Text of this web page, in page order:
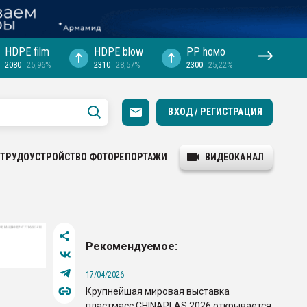
HDPE film
2080 25,96%
HDPE blow
2310 28,57%
PP hомо
2300 25,22%
ВХОД / РЕГИСТРАЦИЯ
ТРУДОУСТРОЙСТВО ФОТОРЕПОРТАЖИ ВИДЕОКАНАЛ
Рекомендуемое:
17/04/2026
Крупнейшая мировая выставка